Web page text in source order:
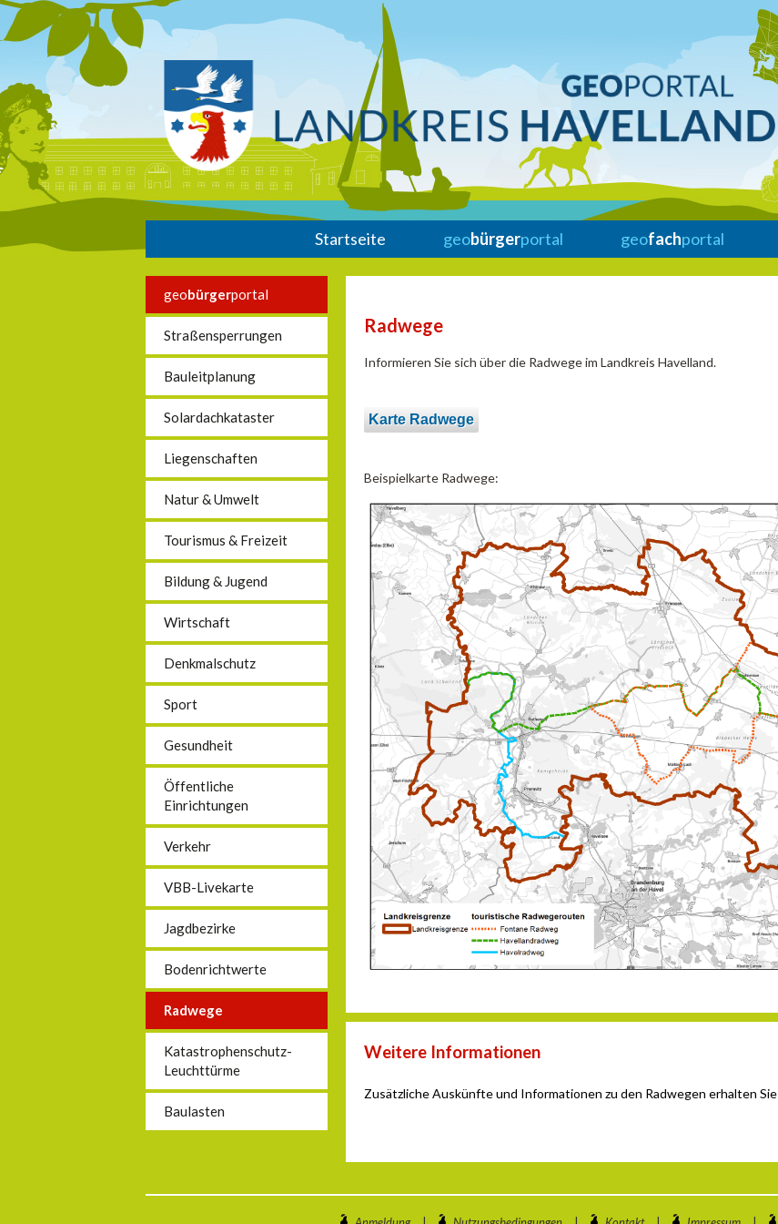
Startseite geobürgerportal geofachportal
geobürgerportal
Straßensperrungen
Bauleitplanung
Solardachkataster
Liegenschaften
Natur & Umwelt
Tourismus & Freizeit
Bildung & Jugend
Wirtschaft
Denkmalschutz
Sport
Gesundheit
Öffentliche
Einrichtungen
Verkehr
VBB-Livekarte
Jagdbezirke
Bodenrichtwerte
Radwege
Katastrophenschutz-
Leuchttürme
Baulasten
Radwege
Informieren Sie sich über die Radwege im Landkreis Havelland.
Karte Radwege
Beispielkarte Radwege:
Weitere Informationen
Zusätzliche Auskünfte und Informationen zu den Radwegen erhalten Sie